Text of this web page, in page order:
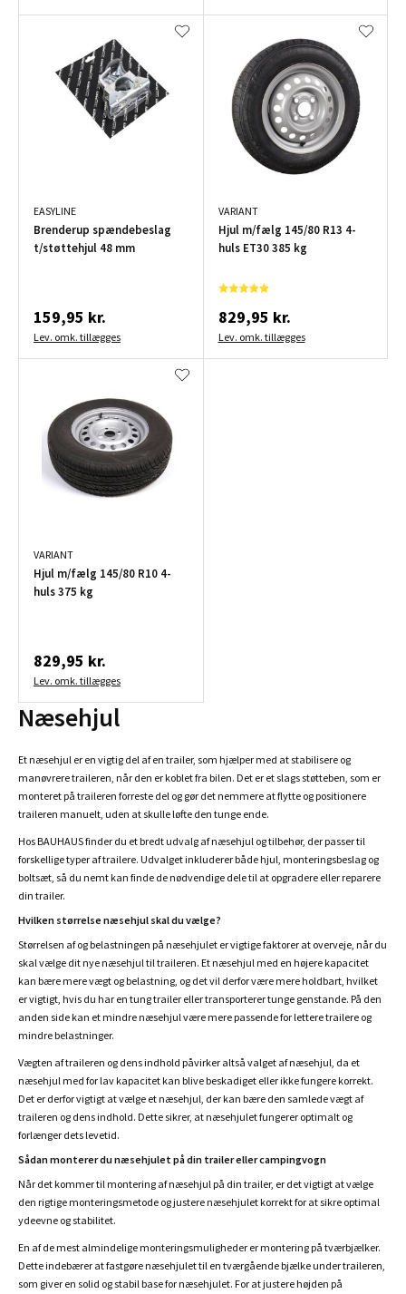
EASYLINE
Brenderup spændebeslag
t/støttehjul 48 mm
159,95 kr.
Lev. omk. tillægges
VARIANT
Hjul m/fælg 145/80 R13 4-
huls ET30 385 kg
829,95 kr.
Lev. omk. tillægges
VARIANT
Hjul m/fælg 145/80 R10 4-
huls 375 kg
829,95 kr.
Lev. omk. tillægges
Næsehjul
Et næsehjul er en vigtig del af en trailer, som hjælper med at stabilisere og
manøvrere traileren, når den er koblet fra bilen. Det er et slags støtteben, som er
monteret på traileren forreste del og gør det nemmere at flytte og positionere
traileren manuelt, uden at skulle løfte den tunge ende.
Hos BAUHAUS finder du et bredt udvalg af næsehjul og tilbehør, der passer til
forskellige typer af trailere. Udvalget inkluderer både hjul, monteringsbeslag og
boltsæt, så du nemt kan finde de nødvendige dele til at opgradere eller reparere
din trailer.
Hvilken størrelse næsehjul skal du vælge?
Størrelsen af og belastningen på næsehjulet er vigtige faktorer at overveje, når du
skal vælge dit nye næsehjul til traileren. Et næsehjul med en højere kapacitet
kan bære mere vægt og belastning, og det vil derfor være mere holdbart, hvilket
er vigtigt, hvis du har en tung trailer eller transporterer tunge genstande. På den
anden side kan et mindre næsehjul være mere passende for lettere trailere og
mindre belastninger.
Vægten af traileren og dens indhold påvirker altså valget af næsehjul, da et
næsehjul med for lav kapacitet kan blive beskadiget eller ikke fungere korrekt.
Det er derfor vigtigt at vælge et næsehjul, der kan bære den samlede vægt af
traileren og dens indhold. Dette sikrer, at næsehjulet fungerer optimalt og
forlænger dets levetid.
Sådan monterer du næsehjulet på din trailer eller campingvogn
Når det kommer til montering af næsehjul på din trailer, er det vigtigt at vælge
den rigtige monteringsmetode og justere næsehjulet korrekt for at sikre optimal
ydeevne og stabilitet.
En af de mest almindelige monteringsmuligheder er montering på tværbjælker.
Dette indebærer at fastgøre næsehjulet til en tværgående bjælke under traileren,
som giver en solid og stabil base for næsehjulet. For at justere højden på